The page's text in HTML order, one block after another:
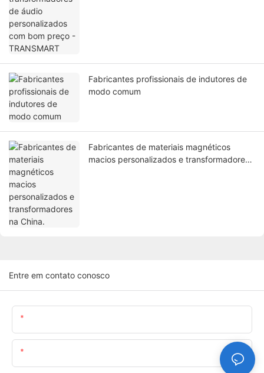
Fabricantes profissionais de indutores de
modo comum
Fabricantes de materiais magnéticos
macios personalizados e transformadores
Entre em contato conosco